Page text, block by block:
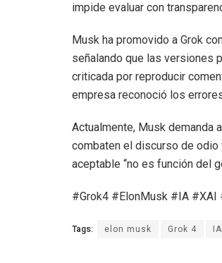
impide evaluar con
Musk ha promovido a Grok
señalando que las versiones
criticada por reproducir
empresa reconoció los
Actualmente, Musk demanda
combaten el discurso de odio
aceptable “no es función del
#Grok4 #ElonMusk #IA
Tags: elon musk Grok 4 IA